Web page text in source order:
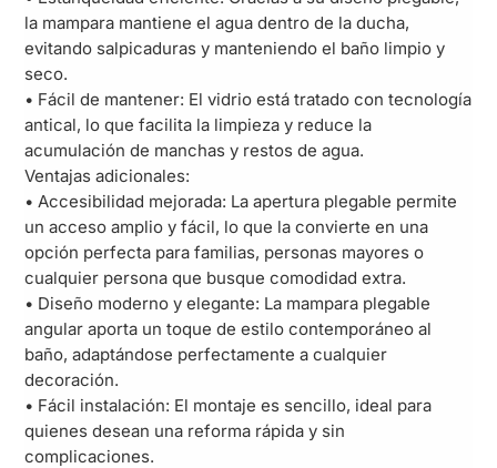
la mampara mantiene el agua dentro de la ducha,
evitando salpicaduras y manteniendo el baño limpio y
seco.
• Fácil de mantener: El vidrio está tratado con tecnología
antical, lo que facilita la limpieza y reduce la
acumulación de manchas y restos de agua.
Ventajas adicionales:
• Accesibilidad mejorada: La apertura plegable permite
un acceso amplio y fácil, lo que la convierte en una
opción perfecta para familias, personas mayores o
cualquier persona que busque comodidad extra.
• Diseño moderno y elegante: La mampara plegable
angular aporta un toque de estilo contemporáneo al
baño, adaptándose perfectamente a cualquier
decoración.
• Fácil instalación: El montaje es sencillo, ideal para
quienes desean una reforma rápida y sin
complicaciones.